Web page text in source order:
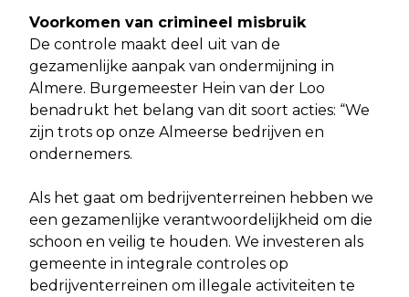
Voorkomen van crimineel misbruik
De controle maakt deel uit van de
gezamenlijke aanpak van ondermijning in
Almere. Burgemeester Hein van der Loo
benadrukt het belang van dit soort acties: “We
zijn trots op onze Almeerse bedrijven en
ondernemers.
Als het gaat om bedrijventerreinen hebben we
een gezamenlijke verantwoordelijkheid om die
schoon en veilig te houden. We investeren als
gemeente in integrale controles op
bedrijventerreinen om illegale activiteiten te